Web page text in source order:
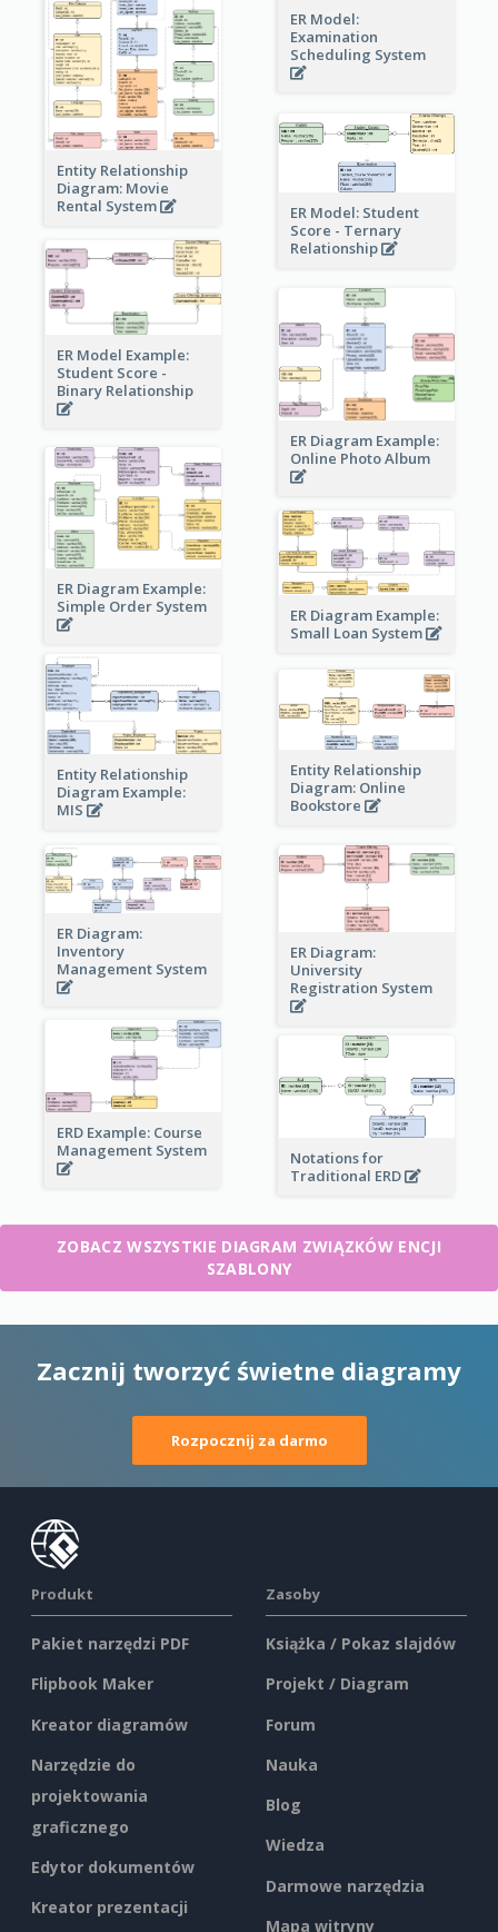
ER Model:
Examination
Scheduling System
Entity Relationship
Diagram: Movie
Rental System
ER Model: Student
Score - Ternary
Relationship
ER Model Example:
Student Score -
Binary Relationship
ER Diagram Example:
Online Photo Album
ER Diagram Example:
Simple Order System
ER Diagram Example:
Small Loan System
Entity Relationship
Diagram Example:
MIS
Entity Relationship
Diagram: Online
Bookstore
ER Diagram:
Inventory
Management System
ER Diagram:
University
Registration System
ERD Example: Course
Management System
Notations for
Traditional ERD
ZOBACZ WSZYSTKIE DIAGRAM ZWIĄZKÓW ENCJI
SZABLONY
Zacznij tworzyć świetne diagramy
Rozpocznij za darmo
Produkt
Pakiet narzędzi PDF
Flipbook Maker
Kreator diagramów
Narzędzie do
projektowania
graficznego
Edytor dokumentów
Kreator prezentacji
Zasoby
Książka / Pokaz slajdów
Projekt / Diagram
Forum
Nauka
Blog
Wiedza
Darmowe narzędzia
Mapa witryny